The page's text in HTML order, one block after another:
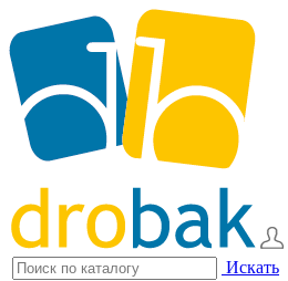
Искать